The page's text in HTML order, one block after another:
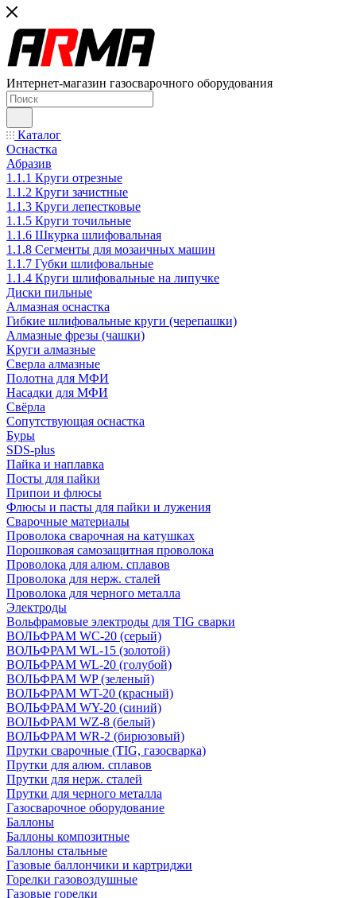
Интернет-магазин газосварочного оборудования
Каталог
Оснастка
Абразив
1.1.1 Круги отрезные
1.1.2 Круги зачистные
1.1.3 Круги лепестковые
1.1.5 Круги точильные
1.1.6 Шкурка шлифовальная
1.1.8 Сегменты для мозаичных машин
1.1.7 Губки шлифовальные
1.1.4 Круги шлифовальные на липучке
Диски пильные
Алмазная оснастка
Гибкие шлифовальные круги (черепашки)
Алмазные фрезы (чашки)
Круги алмазные
Сверла алмазные
Полотна для МФИ
Насадки для МФИ
Свёрла
Сопутствующая оснастка
Буры
SDS-plus
Пайка и наплавка
Посты для пайки
Припои и флюсы
Флюсы и пасты для пайки и лужения
Сварочные материалы
Проволока сварочная на катушках
Порошковая самозащитная проволока
Проволока для алюм. сплавов
Проволока для нерж. сталей
Проволока для черного металла
Электроды
Вольфрамовые электроды для TIG сварки
ВОЛЬФРАМ WC-20 (серый)
ВОЛЬФРАМ WL-15 (золотой)
ВОЛЬФРАМ WL-20 (голубой)
ВОЛЬФРАМ WP (зеленый)
ВОЛЬФРАМ WT-20 (красный)
ВОЛЬФРАМ WY-20 (синий)
ВОЛЬФРАМ WZ-8 (белый)
ВОЛЬФРАМ WR-2 (бирюзовый)
Прутки сварочные (TIG, газосварка)
Прутки для алюм. сплавов
Прутки для нерж. сталей
Прутки для черного металла
Газосварочное оборудование
Баллоны
Баллоны композитные
Баллоны стальные
Газовые баллончики и картриджи
Горелки газовоздушные
Газовые горелки